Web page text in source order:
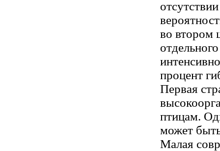
во втором
процент
Первая
птицам.
может
Малая